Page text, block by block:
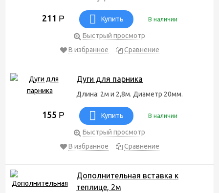
211 Р Купить В наличии
Быстрый просмотр
В избранное
Сравнение
Дуги для парника
Длина: 2м и 2,8м. Диаметр 20мм.
155 Р Купить В наличии
Быстрый просмотр
В избранное
Сравнение
Дополнительная вставка к
теплице, 2м